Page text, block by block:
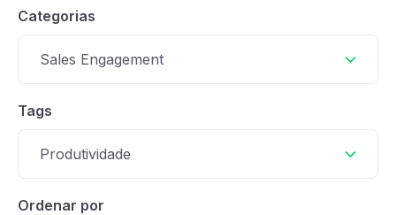
Categorias
Sales Engagement
Tags
Produtividade
Ordenar por